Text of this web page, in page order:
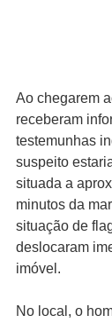
Ao chegarem
receberam
testemunhas
suspeito
situada a
minutos da
situação de
deslocaram
imóvel.
No local, o